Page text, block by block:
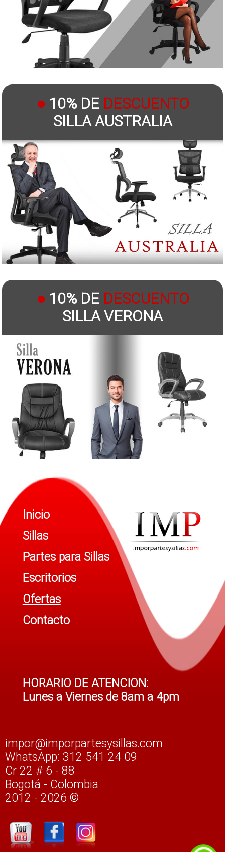
● 10% DE DESCUENTO
SILLA AUSTRALIA
● 10% DE DESCUENTO
SILLA VERONA
HORARIO DE ATENCION:
Lunes a Viernes de 8am a 4pm
Inicio
Sillas
Partes para Sillas
Escritorios
Ofertas
Contacto
impor@imporpartesysillas.com
WhatsApp: 312 541 24 09
Cr 22 # 6 - 88
Bogotá - Colombia
2012 - 2026 ©